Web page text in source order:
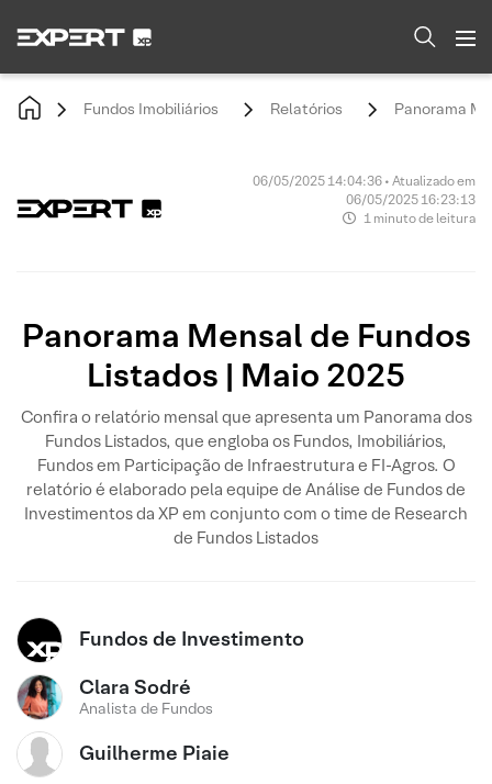
Fundos Imobiliários Relatórios Panorama
06/05/2025 14:04:36 • Atualizado em
06/05/2025 16:23:13
1 minuto de leitura
Panorama Mensal de Fundos
Listados | Maio 2025
Confira o relatório mensal que apresenta um Panorama dos
Fundos Listados, que engloba os Fundos, Imobiliários,
Fundos em Participação de Infraestrutura e FI-Agros. O
relatório é elaborado pela equipe de Análise de Fundos de
Investimentos da XP em conjunto com o time de Research
de Fundos Listados
Fundos de Investimento
Clara Sodré
Analista de Fundos
Guilherme Piaie